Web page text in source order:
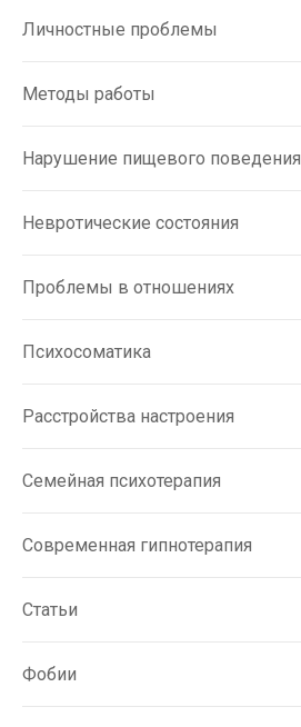
Личностные проблемы
Методы работы
Нарушение пищевого поведения
Невротические состояния
Проблемы в отношениях
Психосоматика
Расстройства настроения
Семейная психотерапия
Современная гипнотерапия
Статьи
Фобии